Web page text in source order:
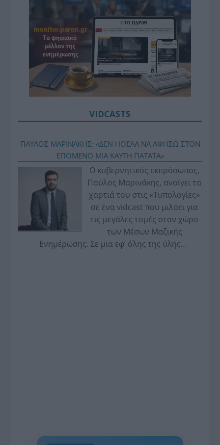
VIDCASTS
ΠΑΥΛΟΣ ΜΑΡΙΝΑΚΗΣ: «ΔΕΝ ΗΘΕΛΑ ΝΑ ΑΦΗΣΩ ΣΤΟΝ
ΕΠΟΜΕΝΟ ΜΙΑ ΚΑΥΤΗ ΠΑΤΑΤΑ»
Ο κυβερνητικός εκπρόσωπος,
Παύλος Μαρινάκης, ανοίγει τα
χαρτιά του στις «Τυπολογίες»
σε ένα vidcast που μιλάει για
τις μεγάλες τομές στον χώρο
των Μέσων Μαζικής
Ενημέρωσης. Σε μια εφ’ όλης της ύλης